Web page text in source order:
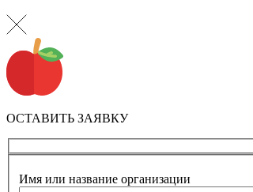
ОСТАВИТЬ ЗАЯВКУ
Имя или название организации